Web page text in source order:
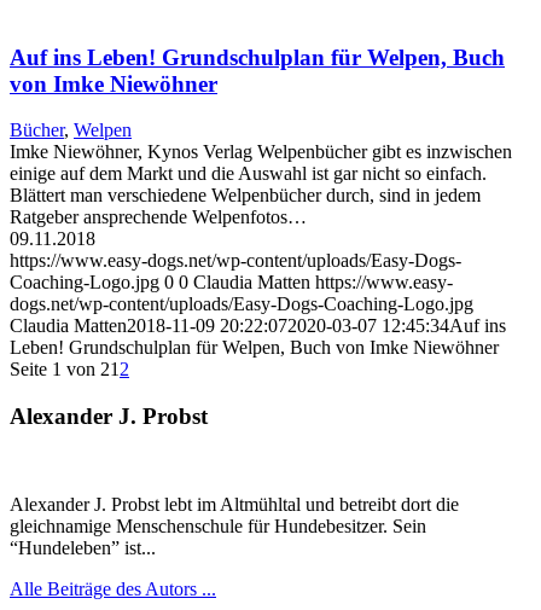
Auf ins Leben! Grundschulplan für Welpen, Buch
von Imke Niewöhner
Bücher, Welpen
Imke Niewöhner, Kynos Verlag Welpenbücher gibt es inzwischen
einige auf dem Markt und die Auswahl ist gar nicht so einfach.
Blättert man verschiedene Welpenbücher durch, sind in jedem
Ratgeber ansprechende Welpenfotos…
09.11.2018
https://www.easy-dogs.net/wp-content/uploads/Easy-Dogs-
Coaching-Logo.jpg 0 0 Claudia Matten https://www.easy-
dogs.net/wp-content/uploads/Easy-Dogs-Coaching-Logo.jpg
Claudia Matten2018-11-09 20:22:072020-03-07 12:45:34Auf ins
Leben! Grundschulplan für Welpen, Buch von Imke Niewöhner
Seite 1 von 21 2
Alexander J. Probst
Alexander J. Probst lebt im Altmühltal und betreibt dort die
gleichnamige Menschenschule für Hundebesitzer. Sein
“Hundeleben” ist...
Alle Beiträge des Autors ...